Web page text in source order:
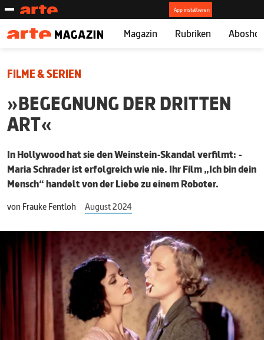
Magazin Rubriken
FILME & SERIEN
»BEGEGNUNG DER DRITTEN
ART«
In Hollywood hat sie den Weinstein-Skandal verfilmt: ­
Maria ­Schrader ist erfolgreich wie nie. Ihr Film „Ich bin dein
Mensch“ handelt von der Liebe zu einem Roboter.
vonFrauke Fentloh August 2024